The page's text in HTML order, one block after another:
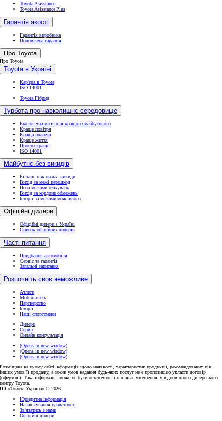
Toyota Asisstance
Toyota Asisstance Plus
Гарантія якості
Гарантія виробника
Подовжена гарантія
Про Toyota
Про Toyota
Toyota в Україні
Кар'єра в Toyota
ISO 14001
Toyota Гібрид
Турбота про навколишнє середовище
Екологічна місія для кращого майбутнього
Краще повітря
Краща планета
Краще життя
Просто краще
ISO 14001
Майбутнє без викидів
Більше ніж низькі викиди
Вихід за межі перешкод
Поза межами очікувань
Вихід за кордони обмежень
Історії за межами можливого
Офіційні дилери
Офіційні дилери в Україні
Список офіційних дилерів
Часті питання
Придбання автомобіля
Сервіс та гарантія
Загальні запитання
Розпочніть своє неможливе
Атлети
Мобільність
Партнерство
Історії
Наші спортсмени
Дилери
Сервіс
Онлайн консультація
(Opens in new window)
(Opens in new window)
(Opens in new window)
Розміщена на цьому сайті інформація щодо наявності, характеристик продукції, рекомендованих цін,
інших умов її продажу, а також умов надання будь-яких послуг не є пропозицією укласти договір
(офертою). Така інформація може не бути остаточною і підлягає уточненню у відповідного дилерського
центру Toyota.
ПІІ «Тойота-Україна» © 2026
Юридична інформація
Налаштування приватності
Зв'язатись з нами
Офіційні дилери